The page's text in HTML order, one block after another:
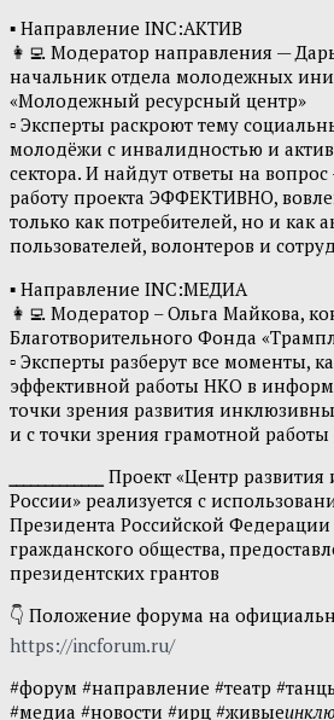
▪ Направление INC:АКТИВ
👩‍💻 Модератор направления —
начальник отдела молодежных
«Молодежный ресурсный центр»
▫ Эксперты раскроют тему
молодёжи с инвалидностью и
сектора. И найдут ответы на
работу проекта ЭФФЕКТИВНО,
только как потребителей, но и как
пользователей, волонтеров и
▪ Направление INC:МЕДИА
👩‍💻 Модератор – Ольга Майкова,
Благотворительного Фонда
▫ Эксперты разберут все моменты,
эффективной работы НКО в
точки зрения развития
и с точки зрения грамотной
Проект «Центр
России» реализуется с
Президента Российской Федерации
гражданского общества,
президентских грантов
👇 Положение форума на
https://incforum.ru/
#форум #направление #театр
#медиа #новости #ирц #живые